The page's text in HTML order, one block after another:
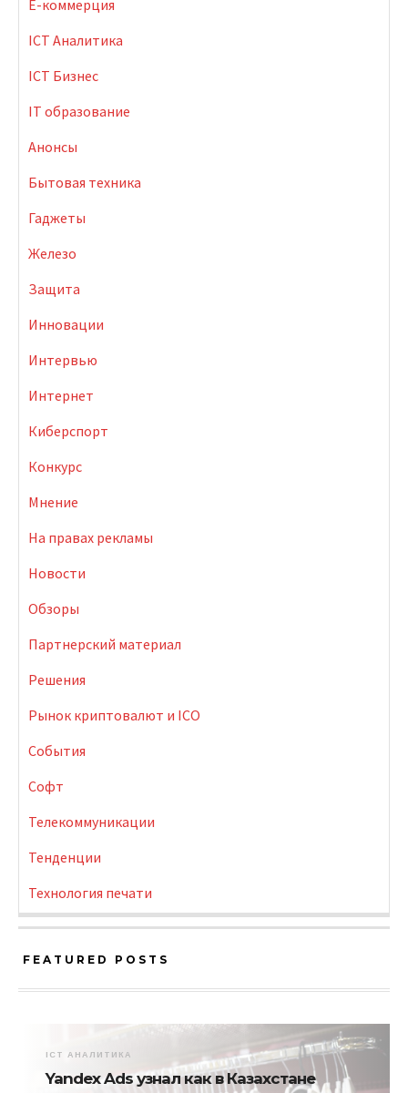
E-коммерция
ICT Аналитика
ICT Бизнес
IT образование
Анонсы
Бытовая техника
Гаджеты
Железо
Защита
Инновации
Интервью
Интернет
Киберспорт
Конкурс
Мнение
На правах рекламы
Новости
Обзоры
Партнерский материал
Решения
Рынок криптовалют и ICO
События
Софт
Телекоммуникации
Тенденции
Технология печати
FEATURED POSTS
ICT АНАЛИТИКА
Yandex Ads узнал как в Казахстане